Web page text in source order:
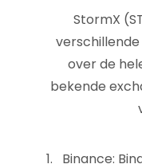
StormX
over de
bekende
Binance: